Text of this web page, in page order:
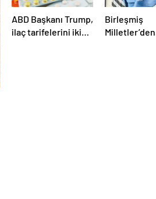
ABD Başkanı Trump,
ilaç tarifelerini iki
Birleşmiş
Milletler’den